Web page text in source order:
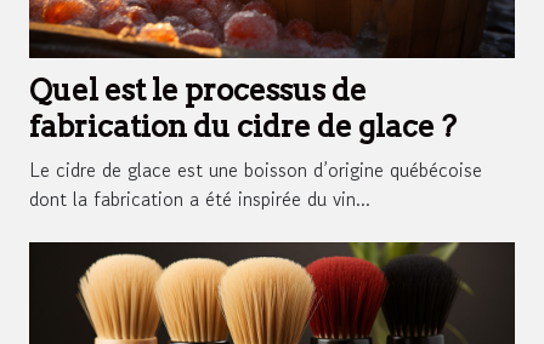
Quel est le processus de
fabrication du cidre de glace ?
Le cidre de glace est une boisson d’origine québécoise
dont la fabrication a été inspirée du vin...